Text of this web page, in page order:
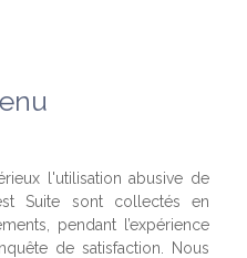
l'utilisation abusive de
Suite sont collectés en
pendant l’expérience
de satisfaction. Nous